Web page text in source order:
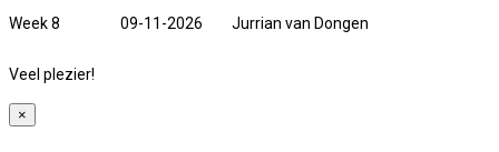
Week 8 09-11-2026 Jurrian van Dongen
Veel plezier!
×